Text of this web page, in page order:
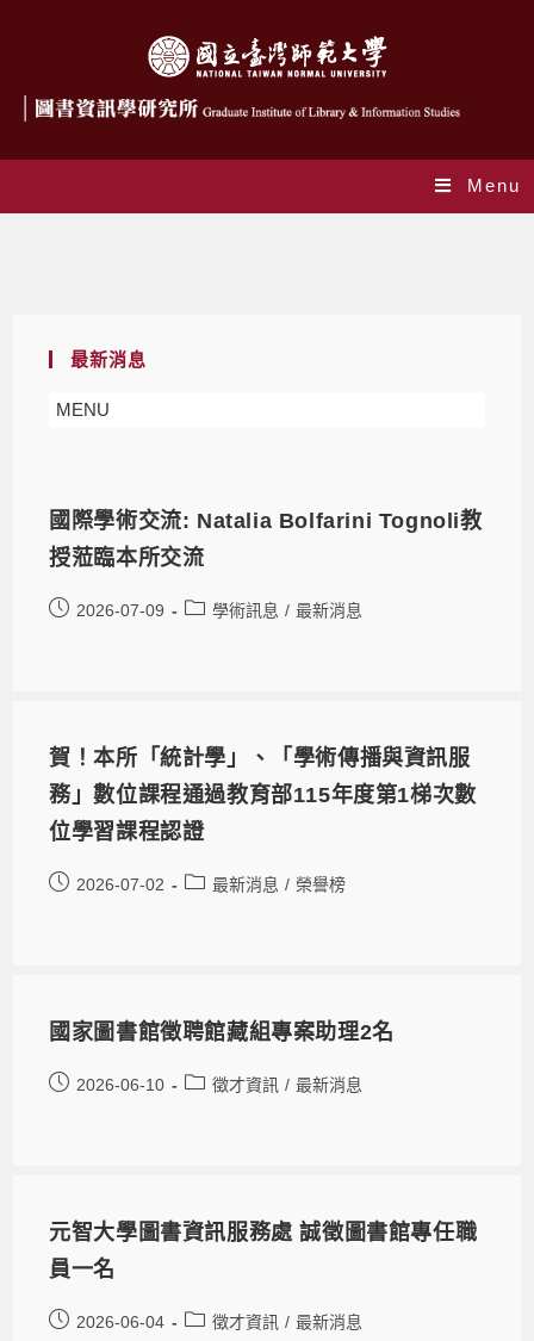
Menu
最新消息
MENU
國際學術交流: Natalia Bolfarini Tognoli教
授蒞臨本所交流
2026-07-09 學術訊息 / 最新消息
賀！本所「統計學」、「學術傳播與資訊服
務」數位課程通過教育部115年度第1梯次數
位學習課程認證
2026-07-02 最新消息 / 榮譽榜
國家圖書館徵聘館藏組專案助理2名
2026-06-10 徵才資訊 / 最新消息
元智大學圖書資訊服務處 誠徵圖書館專任職
員一名
2026-06-04 徵才資訊 / 最新消息